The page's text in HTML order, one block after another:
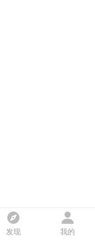
发现 我的